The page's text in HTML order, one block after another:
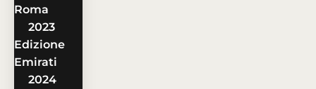
Roma
2023
Edizione
Emirati
2024